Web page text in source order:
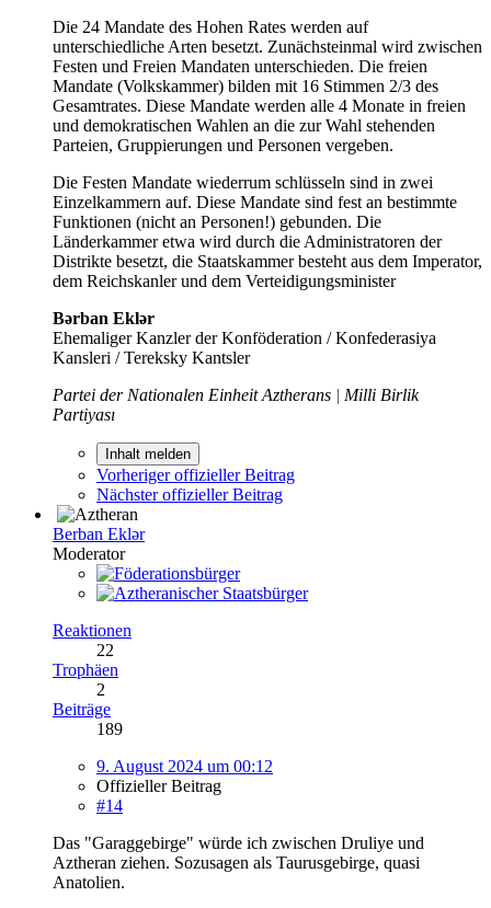
Die 24 Mandate des Hohen Rates werden auf
unterschiedliche Arten besetzt. Zunächsteinmal wird zwischen
Festen und Freien Mandaten unterschieden. Die freien
Mandate (Volkskammer) bilden mit 16 Stimmen 2/3 des
Gesamtrates. Diese Mandate werden alle 4 Monate in freien
und demokratischen Wahlen an die zur Wahl stehenden
Parteien, Gruppierungen und Personen vergeben.
Die Festen Mandate wiederrum schlüsseln sind in zwei
Einzelkammern auf. Diese Mandate sind fest an bestimmte
Funktionen (nicht an Personen!) gebunden. Die
Länderkammer etwa wird durch die Administratoren der
Distrikte besetzt, die Staatskammer besteht aus dem Imperator,
dem Reichskanler und dem Verteidigungsminister
Bərban Eklər
Ehemaliger Kanzler der Konföderation / Konfederasiya
Kansleri / Tereksky Kantsler
Partei der Nationalen Einheit Aztherans | Milli Birlik
Partiyası
Inhalt melden
Vorheriger offizieller Beitrag
Nächster offizieller Beitrag
Berban Eklər
Moderator
Reaktionen
22
Trophäen
2
Beiträge
189
9. August 2024 um 00:12
Offizieller Beitrag
#14
Das "Garaggebirge" würde ich zwischen Druliye und
Aztheran ziehen. Sozusagen als Taurusgebirge, quasi
Anatolien.